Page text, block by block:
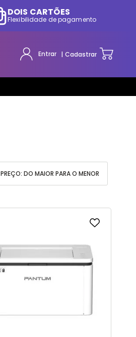
DOIS CARTÕES
Flexibilidade de pagamento
Entrar Cadastrar
PREÇO: DO MAIOR PARA O MENOR